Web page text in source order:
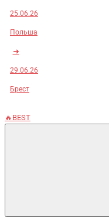
25.06.26
Польша
➜
29.06.26
Брест
🔥BEST